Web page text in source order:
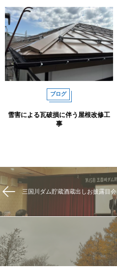
ブログ
雪害による瓦破損に伴う屋根改修工
事
三国川ダム貯蔵酒蔵出しお披露目会